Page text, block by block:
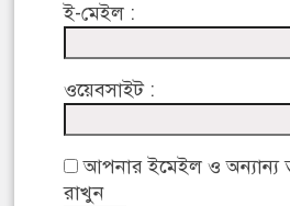
ই-মেইল :
ওয়েবসাইট :
আপনার ইমেইল ও অন্যান্য
রাখুন